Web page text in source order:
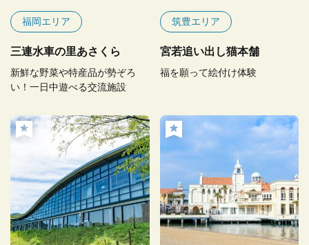
福岡エリア
三連水車の里あさくら
新鮮な野菜や特産品が勢ぞろ
い！一日中遊べる交流施設
筑豊エリア
宮若追い出し猫本舗
福を願って絵付け体験